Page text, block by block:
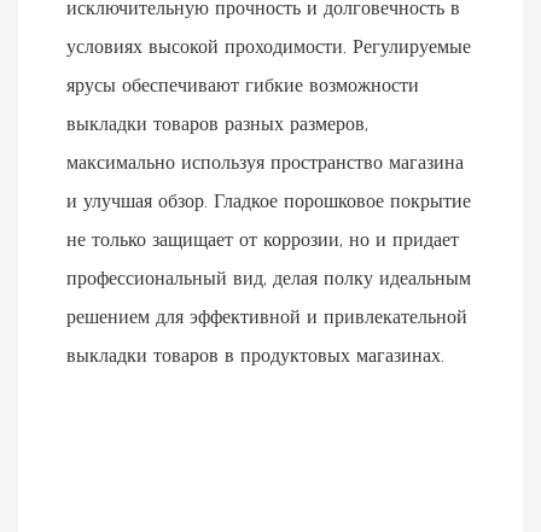
исключительную прочность и долговечность в
условиях высокой проходимости. Регулируемые
ярусы обеспечивают гибкие возможности
выкладки товаров разных размеров,
максимально используя пространство магазина
и улучшая обзор. Гладкое порошковое покрытие
не только защищает от коррозии, но и придает
профессиональный вид, делая полку идеальным
решением для эффективной и привлекательной
выкладки товаров в продуктовых магазинах.